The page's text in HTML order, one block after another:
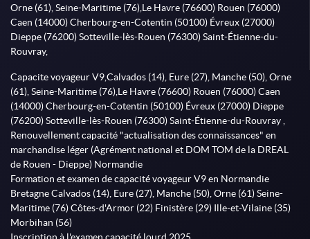
Orne (61), Seine-Maritime (76),Le Havre (76600) Rouen (76000)
Caen (14000) Cherbourg-en-Cotentin (50100) Évreux (27000)
Dieppe (76200) Sotteville-lès-Rouen (76300) Saint-Étienne-du-
Rouvray,
Capacite voyageur V9,Calvados (14), Eure (27), Manche (50), Orne
(61), Seine-Maritime (76),Le Havre (76600) Rouen (76000) Caen
(14000) Cherbourg-en-Cotentin (50100) Évreux (27000) Dieppe
(76200) Sotteville-lès-Rouen (76300) Saint-Étienne-du-Rouvray ,
Renouvellement capacité "actualisation des connaissances" en
marchandise léger (Agrément national et DOM TOM de la DREAL
de Rouen - Dieppe) Normandie
Formation et examen de capacité voyageur V9 en Normandie
Bretagne Calvados (14), Eure (27), Manche (50), Orne (61) Seine-
Maritime (76) Côtes-d'Armor (22) Finistère (29) Ille-et-Vilaine (35)
Morbihan (56)